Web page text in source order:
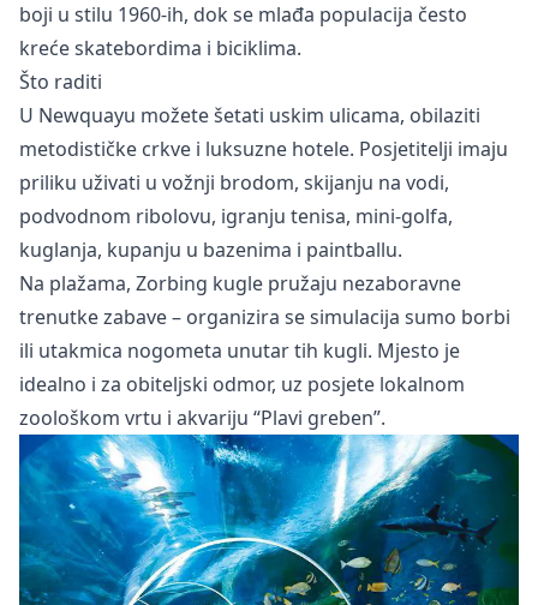
boji u stilu 1960-ih, dok se mlađa populacija često
kreće skatebordima i biciklima.
Što raditi
U Newquayu možete šetati uskim ulicama, obilaziti
metodističke crkve i luksuzne hotele. Posjetitelji imaju
priliku uživati u vožnji brodom, skijanju na vodi,
podvodnom ribolovu, igranju tenisa, mini-golfa,
kuglanja, kupanju u bazenima i paintballu.
Na plažama, Zorbing kugle pružaju nezaboravne
trenutke zabave – organizira se simulacija sumo borbi
ili utakmica nogometa unutar tih kugli. Mjesto je
idealno i za obiteljski odmor, uz posjete lokalnom
zoološkom vrtu i akvariju “Plavi greben”.